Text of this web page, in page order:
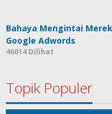
Bahaya Mengintai
Google Adwords
46014 Dilihat
Topik Populer